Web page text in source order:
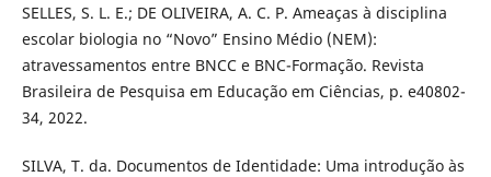
SELLES, S. L. E.; DE OLIVEIRA, A. C. P. Ameaças à disciplina
escolar biologia no “Novo” Ensino Médio (NEM):
atravessamentos entre BNCC e BNC-Formação. Revista
Brasileira de Pesquisa em Educação em Ciências, p. e40802-
34, 2022.
SILVA, T. da. Documentos de Identidade: Uma introdução às